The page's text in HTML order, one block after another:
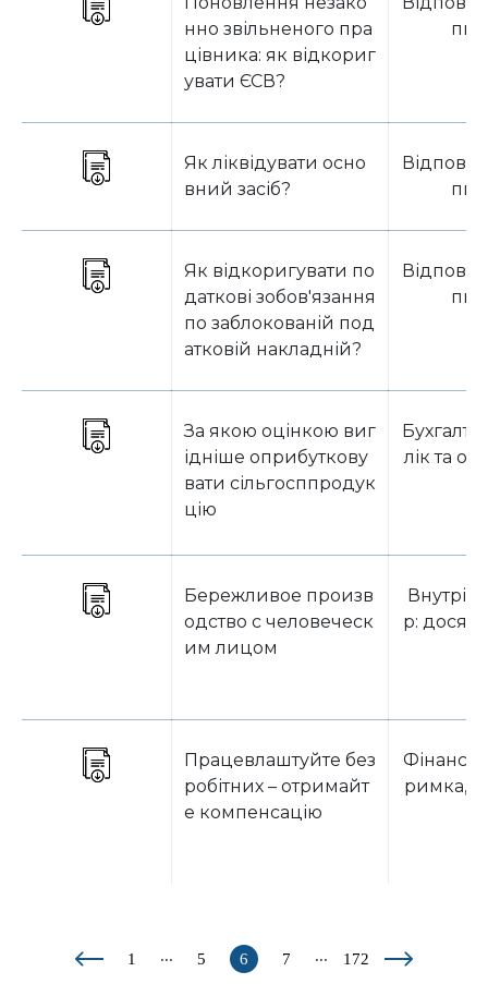
нно звільненого пра
цівника: як відкориг
увати ЄСВ?
Як ліквідувати осно
вний засіб?
Як відкоригувати по
даткові зобов'язання
по заблокованій под
атковій накладній?
За якою оцінкою виг
ідніше оприбуткову
вати сільгосппродук
цію
лік та
Бережливое произв
одство с человеческ
им лицом
р:
Працевлаштуйте без
робітних – отримайт
е компенсацію
римка,
1 ... 5 6 7 ... 172